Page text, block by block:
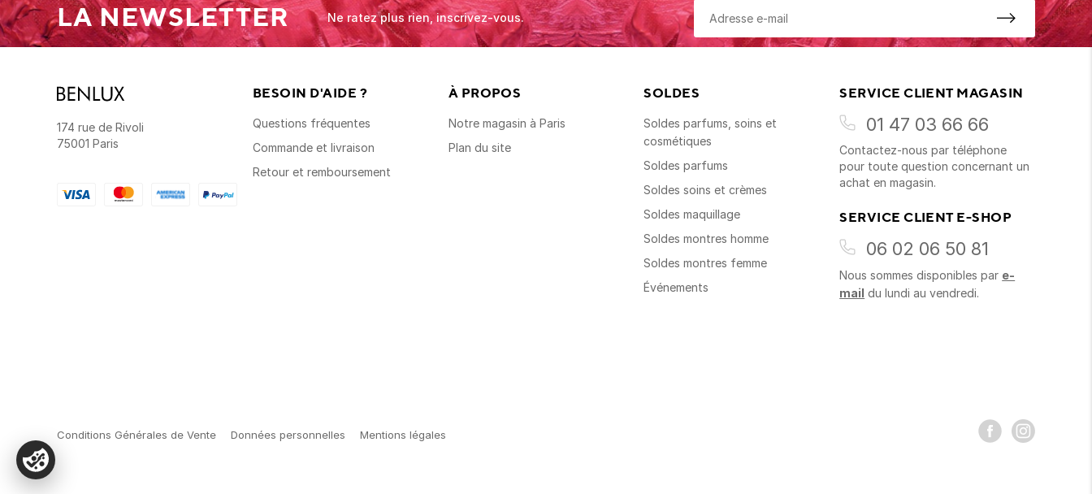
LA NEWSLETTER Ne ratez plus rien, inscrivez-vous.
174 rue de Rivoli
75001 Paris
BESOIN D'AIDE ?
Questions fréquentes
Commande et livraison
Retour et remboursement
À PROPOS
Notre magasin à Paris
Plan du site
SOLDES
Soldes parfums, soins et
cosmétiques
Soldes parfums
Soldes soins et crèmes
Soldes maquillage
Soldes montres homme
Soldes montres femme
Événements
SERVICE CLIENT MAGASIN
01 47 03 66 66
Contactez-nous par téléphone
pour toute question concernant un
achat en magasin.
SERVICE CLIENT E-SHOP
06 02 06 50 81
Nous sommes disponibles par e-
mail du lundi au vendredi.
Conditions Générales de Vente Données personnelles Mentions légales